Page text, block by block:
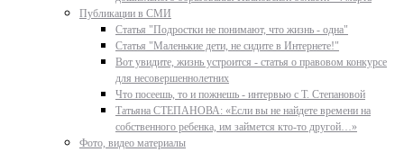
Публикации в СМИ
Статья "Подростки не понимают, что жизнь - одна"
Статья "Маленькие дети, не сидите в Интернете!"
Вот увидите, жизнь устроится - статья о правовом конкурсе
для несовершеннолетних
Что посеешь, то и пожнешь - интервью с Т. Степановой
Татьяна СТЕПАНОВА: «Если вы не найдете времени на
собственного ребенка, им займется кто-то другой…»
Фото, видео материалы